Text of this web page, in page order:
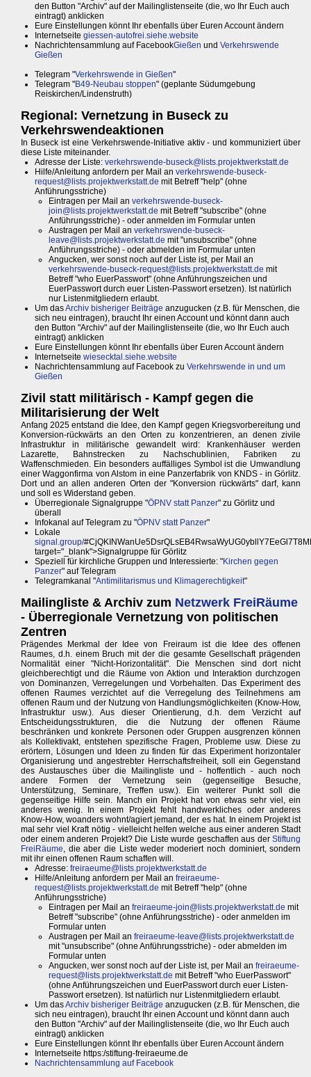
den Button "Archiv" auf der Mailinglistenseite (die, wo Ihr Euch auch
eintragt) anklicken
Eure Einstellungen könnt Ihr ebenfalls über Euren Account ändern
Internetseite giessen-autofrei.siehe.website
Nachrichtensammlung auf FacebookGießen und Verkehrswende
Gießen
Telegram "Verkehrswende in Gießen"
Telegram "B49-Neubau stoppen" (geplante Südumgebung
Reiskirchen/Lindenstruth)
Regional: Vernetzung in Buseck zu
Verkehrswendeaktionen
In Buseck ist eine Verkehrswende-Initiative aktiv - und kommuniziert über
diese Liste miteinander.
Adresse der Liste: verkehrswende-buseck@lists.projektwerkstatt.de
Hilfe/Anleitung anfordern per Mail an verkehrswende-buseck-
request@lists.projektwerkstatt.de mit Betreff "help" (ohne
Anführungsstriche)
Eintragen per Mail an verkehrswende-buseck-
join@lists.projektwerkstatt.de mit Betreff "subscribe" (ohne
Anführungsstriche) - oder anmelden im Formular unten
Austragen per Mail an verkehrswende-buseck-
leave@lists.projektwerkstatt.de mit "unsubscribe" (ohne
Anführungsstriche) - oder abmelden im Formular unten
Angucken, wer sonst noch auf der Liste ist, per Mail an
verkehrswende-buseck-request@lists.projektwerkstatt.de mit
Betreff "who EuerPasswort" (ohne Anführungszeichen und
EuerPasswort durch euer Listen-Passwort ersetzen). Ist natürlich
nur Listenmitgliedern erlaubt.
Um dasArchiv bisheriger Beiträge anzugucken (z.B. für Menschen, die
sich neu eintragen), braucht Ihr einen Account und könnt dann auch
den Button "Archiv" auf der Mailinglistenseite (die, wo Ihr Euch auch
eintragt) anklicken
Eure Einstellungen könnt Ihr ebenfalls über Euren Account ändern
Internetseite wiesecktal.siehe.website
Nachrichtensammlung auf Facebook zu Verkehrswende in und um
Gießen
Zivil statt militärisch - Kampf gegen die
Militarisierung der Welt
Anfang 2025 entstand die Idee, den Kampf gegen Kriegsvorbereitung und
Konversion-rückwärts an den Orten zu konzentrieren, an denen zivile
Infrastruktur in militärische gewandelt wird: Krankenhäuser werden
Lazarette, Bahnstrecken zu Nachschublinien, Fabriken zu
Waffenschmieden. Ein besonders auffälliges Symbol ist die Umwandlung
einer Waggonfirma von Alstom in eine Panzerfabrik von KNDS - in Görlitz.
Dort und an allen anderen Orten der "Konversion rückwärts" darf, kann
und soll es Widerstand geben.
Überregionale Signalgruppe "ÖPNV statt Panzer" zu Görlitz und
überall
Infokanal auf Telegram zu "ÖPNV statt Panzer"
Lokale
signal.group/
target="_blank">Signalgruppe für Görlitz
Speziell für kirchliche Gruppen und Interessierte: "Kirchen gegen
Panzer" auf Telegram
Telegramkanal "Antimilitarismus und Klimagerechtigkeit"
Mailingliste & Archiv zum Netzwerk FreiRäume
- Überregionale Vernetzung von politischen
Zentren
Prägendes Merkmal der Idee von Freiraum ist die Idee des offenen
Raumes, d.h. einem Bruch mit der die gesamte Gesellschaft prägenden
Normalität einer "Nicht-Horizontalität". Die Menschen sind dort nicht
gleichberechtigt und die Räume von Aktion und Interaktion durchzogen
von Dominanzen, Verregelungen und Vorbehalten. Das Experiment des
offenen Raumes verzichtet auf die Verregelung des Teilnehmens am
offenen Raum und der Nutzung von Handlungsmöglichkeiten (Know-How,
Infrastruktur usw.). Aus dieser Orientierung, d.h. dem Verzicht auf
Entscheidungsstrukturen, die die Nutzung der offenen Räume
beschränken und konkrete Personen oder Gruppen ausgrenzen können
als Kollektivakt, entstehen spezifische Fragen, Probleme usw. Diese zu
erörtern, Lösungen und Ideen zu finden für das Experiment horizontaler
Organisierung und angestrebter Herrschaftsfreiheit, soll ein Gegenstand
des Austausches über die Mailingliste und - hoffentlich - auch noch
andere Formen der Vernetzung sein (gegenseitige Besuche,
Unterstützung, Seminare, Treffen usw.). Ein weiterer Punkt soll die
gegenseitige Hilfe sein. Manch ein Projekt hat von etwas sehr viel, ein
anderes wenig. In einem Projekt fehlt handwerkliches oder anderes
Know-How, woanders wohnt/agiert jemand, der es hat. In einem Projekt ist
mal sehr viel Kraft nötig - vielleicht helfen welche aus einer anderen Stadt
oder einem anderen Projekt? Die Liste wurde geschaffen aus derStiftung
FreiRäume, die aber die Liste weder moderiert noch dominiert, sondern
mit ihr einen offenen Raum schaffen will.
Adresse: freiraeume@lists.projektwerkstatt.de
Hilfe/Anleitung anfordern per Mail an freiraeume-
request@lists.projektwerkstatt.de mit Betreff "help" (ohne
Anführungsstriche)
Eintragen per Mail an freiraeume-join@lists.projektwerkstatt.de mit
Betreff "subscribe" (ohne Anführungsstriche) - oder anmelden im
Formular unten
Austragen per Mail an freiraeume-leave@lists.projektwerkstatt.de
mit "unsubscribe" (ohne Anführungsstriche) - oder abmelden im
Formular unten
Angucken, wer sonst noch auf der Liste ist, per Mail an freiraeume-
request@lists.projektwerkstatt.de mit Betreff "who EuerPasswort"
(ohne Anführungszeichen und EuerPasswort durch euer Listen-
Passwort ersetzen). Ist natürlich nur Listenmitgliedern erlaubt.
Um dasArchiv bisheriger Beiträge anzugucken (z.B. für Menschen, die
sich neu eintragen), braucht Ihr einen Account und könnt dann auch
den Button "Archiv" auf der Mailinglistenseite (die, wo Ihr Euch auch
eintragt) anklicken
Eure Einstellungen könnt Ihr ebenfalls über Euren Account ändern
Internetseite https:/stiftung-freiraeume.de
Nachrichtensammlung auf Facebook